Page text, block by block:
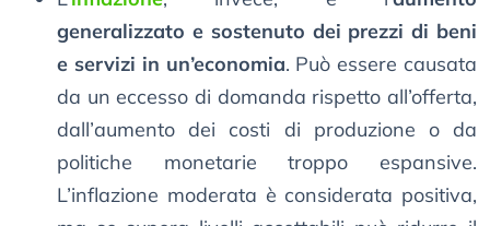
generalizzato e sostenuto dei prezzi di beni
e servizi in un’economia. Può essere causata
da un eccesso di domanda rispetto all’offerta,
dall’aumento dei costi di produzione o da
politiche monetarie troppo espansive.
L’inflazione moderata è considerata positiva,